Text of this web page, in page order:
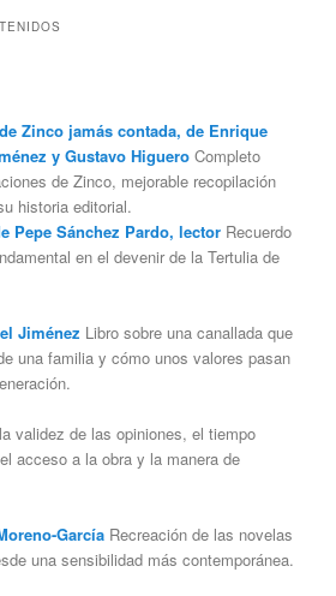
Zinco jamás contada, de Enrique
y Gustavo HigueroCompleto
de Zinco, mejorable recopilación
historia editorial.
Pepe Sánchez Pardo, lectorRecuerdo
en el devenir de la Tertulia de
Jiménez Libro sobre una canallada que
una familia y cómo unos valores pasan
validez de las opiniones, el tiempo
acceso a la obra y la manera de
GarcíaRecreación de las novelas
una sensibilidad más contemporánea.